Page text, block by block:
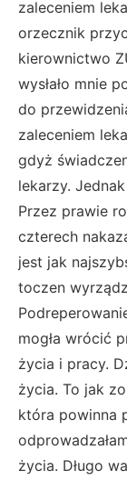
zaleceniem
orzecznik
kierownictwo
wysłało mnie
do
zaleceniem
gdyż
lekarzy.
Przez prawie
czterech
jest jak
toczen
mogła wrócić
życia i pracy.
życia. To jak
która powinna
życia. Długo